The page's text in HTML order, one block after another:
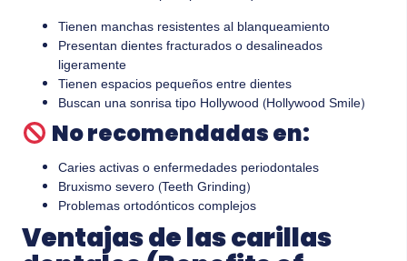
Tienen manchas resistentes al blanqueamiento
Presentan dientes fracturados o desalineados
ligeramente
Tienen espacios pequeños entre dientes
Buscan una sonrisa tipo Hollywood (Hollywood Smile)
No recomendadas en:
Caries activas o enfermedades periodontales
Bruxismo severo (Teeth Grinding)
Problemas ortodónticos complejos
Ventajas de las carillas